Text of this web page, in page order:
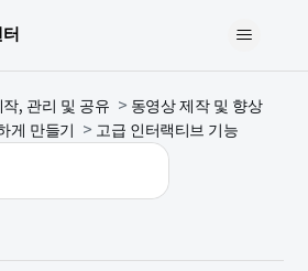
, 관리 및 공유
동영상 제작 및 향상
게 만들기
고급 인터랙티브 기능